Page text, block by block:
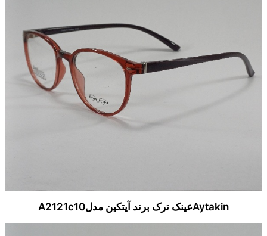
Aytakinعینک ترک برند آیتکین مدلA2121c10